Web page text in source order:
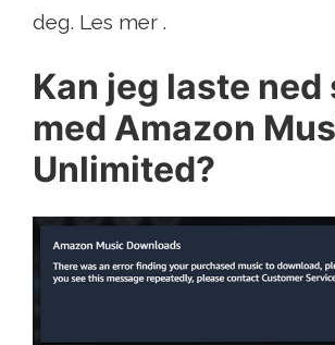
deg. Les mer .
Kan jeg laste ned
med Amazon
Unlimited?